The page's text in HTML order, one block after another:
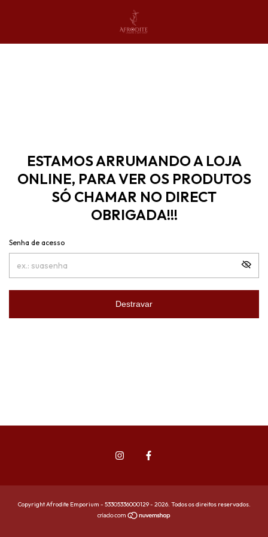
ESTAMOS ARRUMANDO A LOJA
ONLINE, PARA VER OS PRODUTOS
SÓ CHAMAR NO DIRECT
OBRIGADA!!!
Senha de acesso
Destravar
Copyright Afrodite Emporium - 53305336000129 - 2026. Todos os direitos reservados.